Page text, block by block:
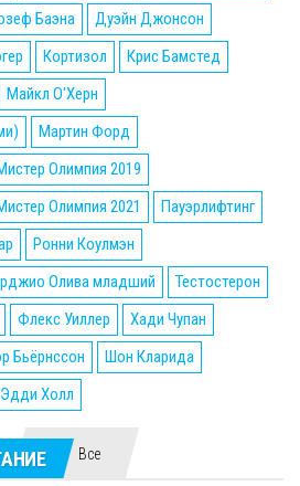
Баэна
Дуэйн Джонсон
Кортизол
Крис Бамстед
Майкл О'Херн
Мартин Форд
Олимпия 2019
Олимпия 2021
Пауэрлифтинг
Ронни Коулмэн
Олива младший
Тестостерон
Флекс Уиллер
Хади Чупан
Бьёрнссон
Шон Кларида
Эдди Холл
Все